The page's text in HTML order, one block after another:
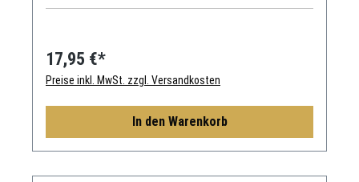
17,95 €*
Preise inkl. MwSt. zzgl. Versandkosten
In den Warenkorb